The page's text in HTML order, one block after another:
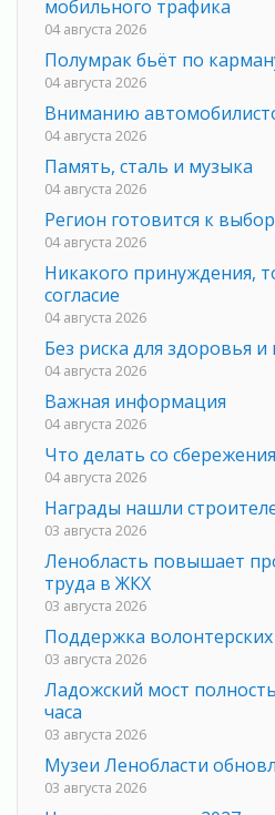
мобильного трафика
04 августа 2026
Полумрак бьёт по
04 августа 2026
Вниманию
04 августа 2026
Память, сталь и музыка
04 августа 2026
Регион готовится к
04 августа 2026
Никакого принуждения,
согласие
04 августа 2026
Без риска для здоровья
04 августа 2026
Важная информация
04 августа 2026
Что делать со
04 августа 2026
Награды нашли
03 августа 2026
Ленобласть повышает
труда в ЖКХ
03 августа 2026
Поддержка
03 августа 2026
Ладожский мост
часа
03 августа 2026
Музеи Ленобласти
03 августа 2026